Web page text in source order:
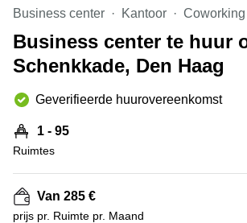
Hengelo
Hilversum
Hoofddorp
Deventer
Rotterdam
Tiel
Zwolle
Bodegraven-
Reeuwijk
Business
center
Arnhem
Business
Amsterdam
Westpoort
Business
center
Hilversum
Business center Kantoor Coworking
Business center te huur
Schenkkade, Den Haag
Geverifieerde huurovereenkomst
1 - 95
Ruimtes
Van 285 €
prijs pr. Ruimte pr. Maand